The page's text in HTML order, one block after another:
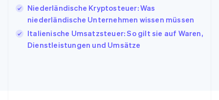
Niederländische Kryptosteuer: Was
niederländische Unternehmen wissen müssen
Italienische Umsatzsteuer: So gilt sie auf Waren,
Dienstleistungen und Umsätze
Kanada
EnglishFrançais
Kroatien
English Italiano